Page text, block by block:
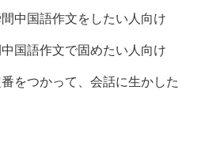
中国語作文をしたい人向け
国語作文で固めたい人向け
をつかって、会話に生かした